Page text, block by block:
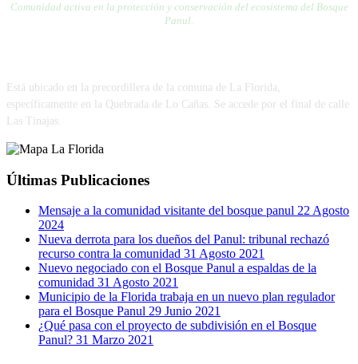
Comunidad activa en la protección y conservación del ecosistema del Bosque
Panul.
Está ubicado en la precordillera de la comuna de La Florida,
específicamente en la Quebrada de Lo Cañas. Se accede por el final de calle
Las Tinajas.
Últimas Publicaciones
Mensaje a la comunidad visitante del bosque panul 22 Agosto
2024
Nueva derrota para los dueños del Panul: tribunal rechazó
recurso contra la comunidad 31 Agosto 2021
Nuevo negociado con el Bosque Panul a espaldas de la
comunidad 31 Agosto 2021
Municipio de la Florida trabaja en un nuevo plan regulador
para el Bosque Panul 29 Junio 2021
¿Qué pasa con el proyecto de subdivisión en el Bosque
Panul? 31 Marzo 2021